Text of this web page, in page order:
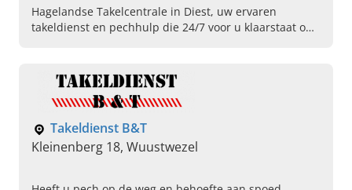
Hagelandse Takelcentrale in Diest, uw ervaren
takeldienst en pechhulp die 24/7 voor u klaarstaat om
Takeldienst B&T
Kleinenberg 18, Wuustwezel